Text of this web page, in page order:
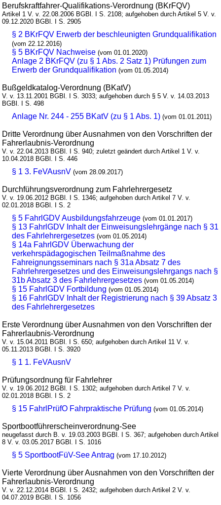
Berufskraftfahrer-Qualifikations-Verordnung (BKrFQV)
Artikel 1 V. v. 22.08.2006 BGBl. I S. 2108; aufgehoben durch Artikel 5 V. v.
09.12.2020 BGBl. I S. 2905
§ 2 BKrFQV Erwerb der beschleunigten Grundqualifikation
(vom 22.12.2016)
§ 5 BKrFQV Nachweise (vom 01.01.2020)
Anlage 2 BKrFQV (zu § 1 Abs. 2 Satz 1) Prüfungen zum
Erwerb der Grundqualifikation (vom 01.05.2014)
Bußgeldkatalog-Verordnung (BKatV)
V. v. 13.11.2001 BGBl. I S. 3033; aufgehoben durch § 5 V. v. 14.03.2013
BGBl. I S. 498
Anlage Nr. 244 - 255 BKatV (zu § 1 Abs. 1) (vom 01.01.2011)
Dritte Verordnung über Ausnahmen von den Vorschriften der
Fahrerlaubnis-Verordnung
V. v. 22.04.2013 BGBl. I S. 940; zuletzt geändert durch Artikel 1 V. v.
10.04.2018 BGBl. I S. 446
§ 1 3. FeVAusnV (vom 28.09.2017)
Durchführungsverordnung zum Fahrlehrergesetz
V. v. 19.06.2012 BGBl. I S. 1346; aufgehoben durch Artikel 7 V. v.
02.01.2018 BGBl. I S. 2
§ 5 FahrlGDV Ausbildungsfahrzeuge (vom 01.01.2017)
§ 13 FahrlGDV Inhalt der Einweisungslehrgänge nach § 31
des Fahrlehrergesetzes (vom 01.05.2014)
§ 14a FahrlGDV Überwachung der
verkehrspädagogischen Teilmaßnahme des
Fahreignungsseminars nach § 31a Absatz 7 des
Fahrlehrergesetzes und des Einweisungslehrgangs nach §
31b Absatz 3 des Fahrlehrergesetzes (vom 01.05.2014)
§ 15 FahrlGDV Fortbildung (vom 01.05.2014)
§ 16 FahrlGDV Inhalt der Registrierung nach § 39 Absatz 3
des Fahrlehrergesetzes
Erste Verordnung über Ausnahmen von den Vorschriften der
Fahrerlaubnis-Verordnung
V. v. 15.04.2011 BGBl. I S. 650; aufgehoben durch Artikel 11 V. v.
05.11.2013 BGBl. I S. 3920
§ 1 1. FeVAusnV
Prüfungsordnung für Fahrlehrer
V. v. 19.06.2012 BGBl. I S. 1302; aufgehoben durch Artikel 7 V. v.
02.01.2018 BGBl. I S. 2
§ 15 FahrlPrüfO Fahrpraktische Prüfung (vom 01.05.2014)
Sportbootführerscheinverordnung-See
neugefasst durch B. v. 19.03.2003 BGBl. I S. 367; aufgehoben durch Artikel
8 V. v. 03.05.2017 BGBl. I S. 1016
§ 5 SportbootFüV-See Antrag (vom 17.10.2012)
Vierte Verordnung über Ausnahmen von den Vorschriften der
Fahrerlaubnis-Verordnung
V. v. 22.12.2014 BGBl. I S. 2432; aufgehoben durch Artikel 2 V. v.
04.07.2019 BGBl. I S. 1056